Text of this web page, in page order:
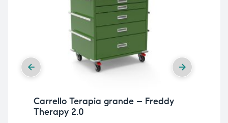
Carrello Terapia grande – Freddy
Therapy 2.0